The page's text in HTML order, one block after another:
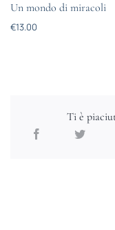
Un mondo di miracoli
€13.00
Ti è